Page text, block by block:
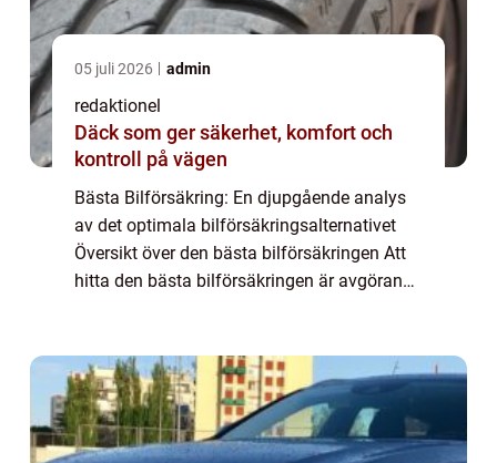
05 juli 2026 admin
redaktionel
Däck som ger säkerhet, komfort och
kontroll på vägen
Bästa Bilförsäkring: En djupgående analys
av det optimala bilförsäkringsalternativet
Översikt över den bästa bilförsäkringen Att
hitta den bästa bilförsäkringen är avgörande